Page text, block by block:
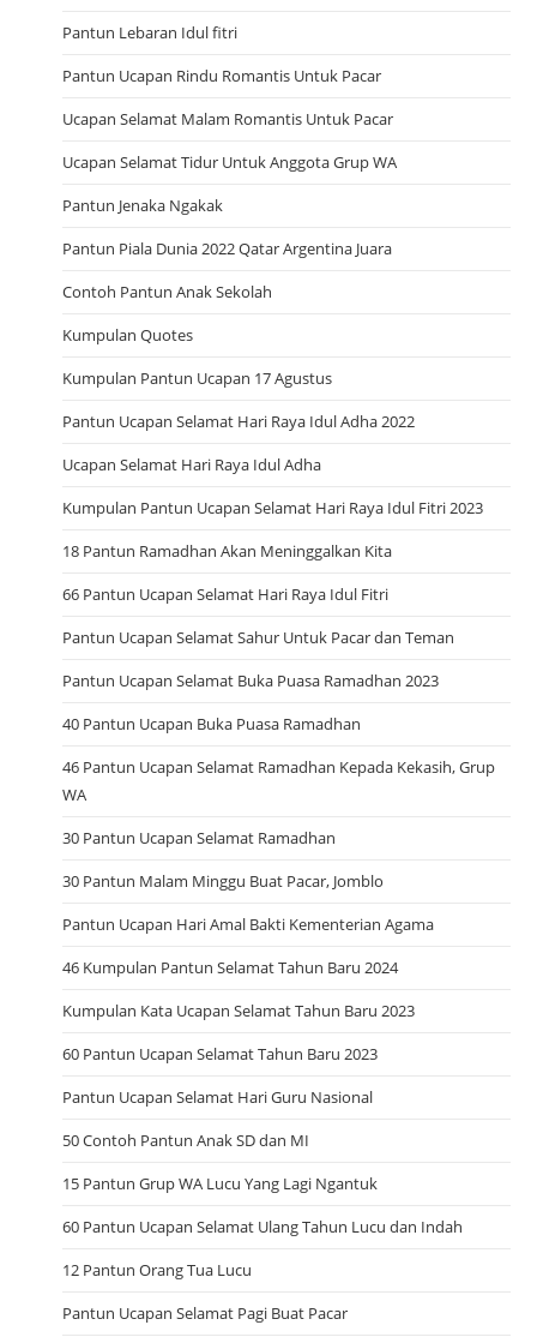
Pantun Lebaran Idul fitri
Pantun Ucapan Rindu Romantis Untuk Pacar
Ucapan Selamat Malam Romantis Untuk Pacar
Ucapan Selamat Tidur Untuk Anggota Grup WA
Pantun Jenaka Ngakak
Pantun Piala Dunia 2022 Qatar Argentina Juara
Contoh Pantun Anak Sekolah
Kumpulan Quotes
Kumpulan Pantun Ucapan 17 Agustus
Pantun Ucapan Selamat Hari Raya Idul Adha 2022
Ucapan Selamat Hari Raya Idul Adha
Kumpulan Pantun Ucapan Selamat Hari Raya Idul Fitri 2023
18 Pantun Ramadhan Akan Meninggalkan Kita
66 Pantun Ucapan Selamat Hari Raya Idul Fitri
Pantun Ucapan Selamat Sahur Untuk Pacar dan Teman
Pantun Ucapan Selamat Buka Puasa Ramadhan 2023
40 Pantun Ucapan Buka Puasa Ramadhan
46 Pantun Ucapan Selamat Ramadhan Kepada Kekasih, Grup
WA
30 Pantun Ucapan Selamat Ramadhan
30 Pantun Malam Minggu Buat Pacar, Jomblo
Pantun Ucapan Hari Amal Bakti Kementerian Agama
46 Kumpulan Pantun Selamat Tahun Baru 2024
Kumpulan Kata Ucapan Selamat Tahun Baru 2023
60 Pantun Ucapan Selamat Tahun Baru 2023
Pantun Ucapan Selamat Hari Guru Nasional
50 Contoh Pantun Anak SD dan MI
15 Pantun Grup WA Lucu Yang Lagi Ngantuk
60 Pantun Ucapan Selamat Ulang Tahun Lucu dan Indah
12 Pantun Orang Tua Lucu
Pantun Ucapan Selamat Pagi Buat Pacar